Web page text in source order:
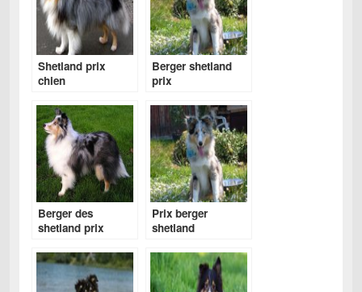
Shetland prix
chien
Berger shetland
prix
Berger des
shetland prix
Prix berger
shetland